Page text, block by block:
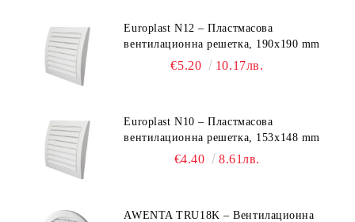
Europlast N12 – Пластмасова
вентилационна решетка, 190x190 mm
€5.20 10.17лв.
Europlast N10 – Пластмасова
вентилационна решетка, 153x148 mm
€4.40 8.61лв.
AWENTA TRU18K – Вентилационна